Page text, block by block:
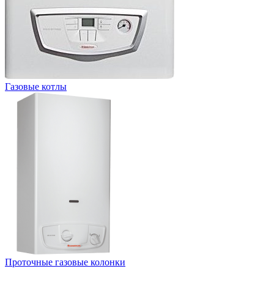
Газовые котлы
Проточные газовые колонки